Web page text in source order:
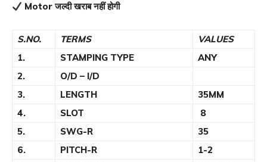
Motor जल्दी खराब नहीं होगी
S.NO. TERMS
VALUES
1.
STAMPING TYPE
ANY
2.
O/D – I/D
3.
LENGTH
35MM
4.
SLOT
8
5.
SWG-R
35
6.
PITCH-R
1-2